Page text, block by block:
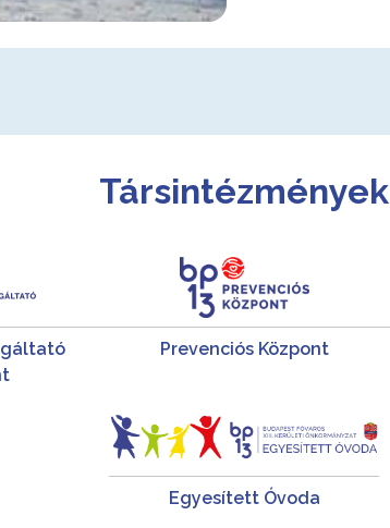
Társintézmények
Prevenciós Központ
Egyesített Óvoda